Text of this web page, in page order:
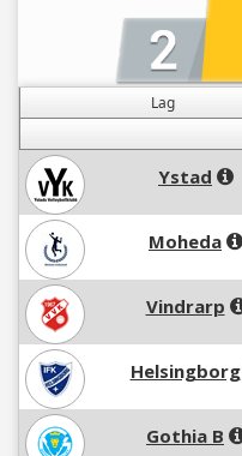
Lag
Ystad
Moheda
Vindrarp
Helsingborg
Gothia B